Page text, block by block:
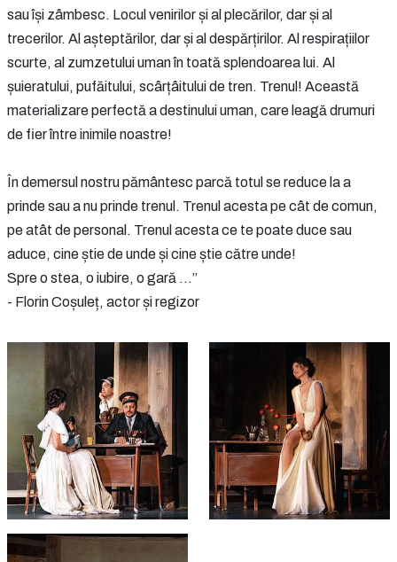
sau își zâmbesc. Locul venirilor și al plecărilor, dar și al
trecerilor. Al așteptărilor, dar și al despărțirilor. Al respirațiilor
scurte, al zumzetului uman în toată splendoarea lui. Al
șuieratului, pufăitului, scârțâitului de tren. Trenul! Această
materializare perfectă a destinului uman, care leagă drumuri
de fier între inimile noastre!
În demersul nostru pământesc parcă totul se reduce la a
prinde sau a nu prinde trenul. Trenul acesta pe cât de comun,
pe atât de personal. Trenul acesta ce te poate duce sau
aduce, cine știe de unde și cine știe către unde!
Spre o stea, o iubire, o gară ...”
- Florin Coșuleț, actor și regizor